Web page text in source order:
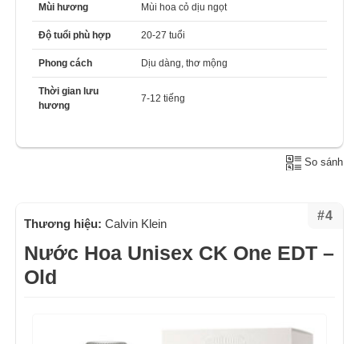
Mùi hương Mùi hoa cỏ dịu ngọt
Độ tuổi phù hợp 20-27 tuổi
Phong cách Dịu dàng, thơ mộng
Thời gian lưu
hương
7-12 tiếng
So sánh
#4
Thương hiệu: Calvin Klein
Nước Hoa Unisex CK One EDT –
Old